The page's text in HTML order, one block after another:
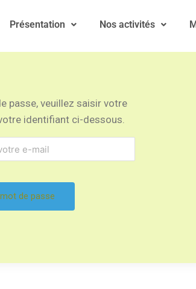
Présentation Nos activités
passe, veuillez saisir votre
identifiant ci-dessous.